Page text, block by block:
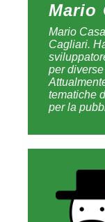
Mario
Mario
Cagliari.
per
tematiche
per la